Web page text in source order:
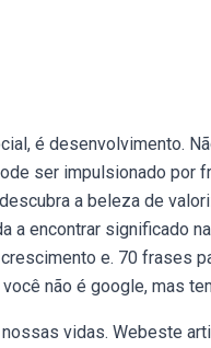
é desenvolvimento.
ser impulsionado por
a beleza de
a encontrar significado
e. 70 frases
não é google, mas
vidas. Webeste